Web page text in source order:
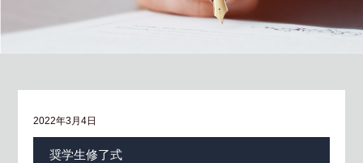
2022年3月4日
奨学生修了式